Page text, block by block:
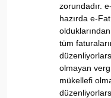
zorundadır.
hazırda e-
tüm
olmayan
mükellefi